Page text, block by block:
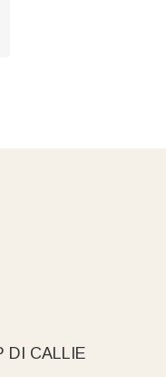
DI CALLIE